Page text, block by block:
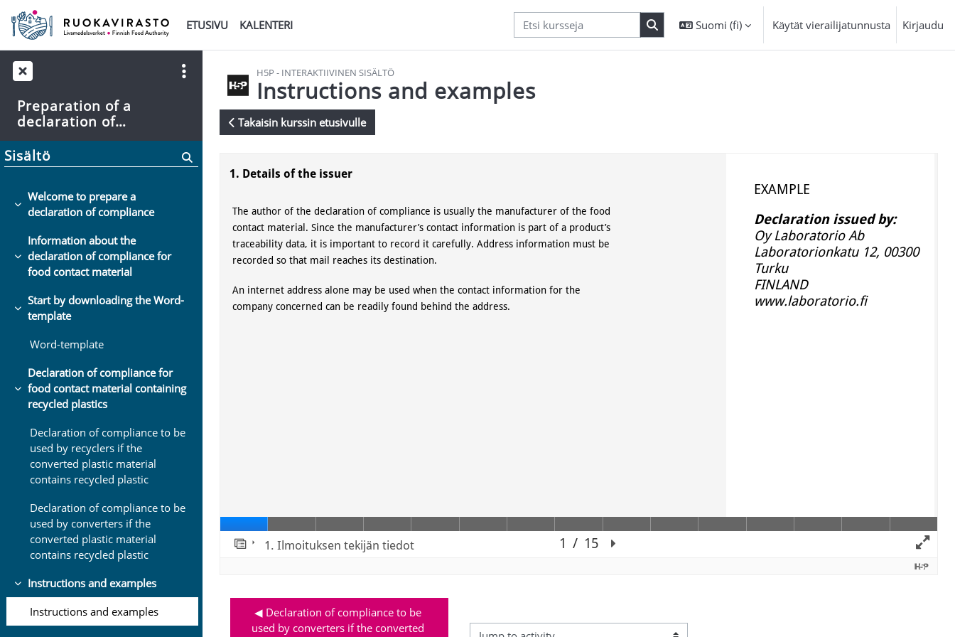
Siirry pääsisältöön
ETUSIVU
KALENTERI Suomi ‎(fi)‎ Käytät vierailijatunnusta Kirjaudu
H5P - INTERAKTIIVINEN SISÄLTÖ
Instructions and examples
Takaisin kurssin etusivulle
◀︎ Declaration of compliance to be
used by converters if the converted
Preparation of a
declaration of
compliance for food
contact material
Sisältö
Tiivistä
Welcome to prepare a
declaration of compliance
Tiivistä
Information about the
declaration of compliance for
food contact material
Tiivistä
Start by downloading the Word-
template
Word-template
Tiivistä
Declaration of compliance for
food contact material containing
recycled plastics
Declaration of compliance to be
used by recyclers if the
converted plastic material
contains recycled plastic
Declaration of compliance to be
used by converters if the
converted plastic material
contains recycled plastic
Tiivistä
Instructions and examples
Instructions and examples